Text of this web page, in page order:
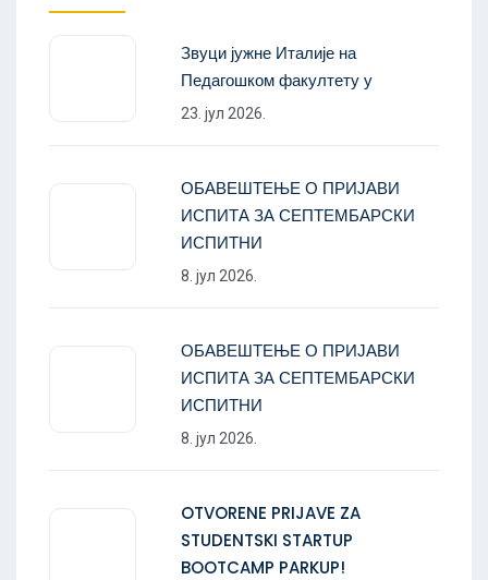
Звуци јужне Италије на
Педагошком факултету у
23. јул 2026.
ОБАВЕШТЕЊЕ О ПРИЈАВИ
ИСПИТА ЗА СЕПТЕМБАРСКИ
ИСПИТНИ
8. јул 2026.
ОБАВЕШТЕЊЕ О ПРИЈАВИ
ИСПИТА ЗА СЕПТЕМБАРСКИ
ИСПИТНИ
8. јул 2026.
OTVORENE PRIJAVE ZA
STUDENTSKI STARTUP
BOOTCAMP PARKUP!